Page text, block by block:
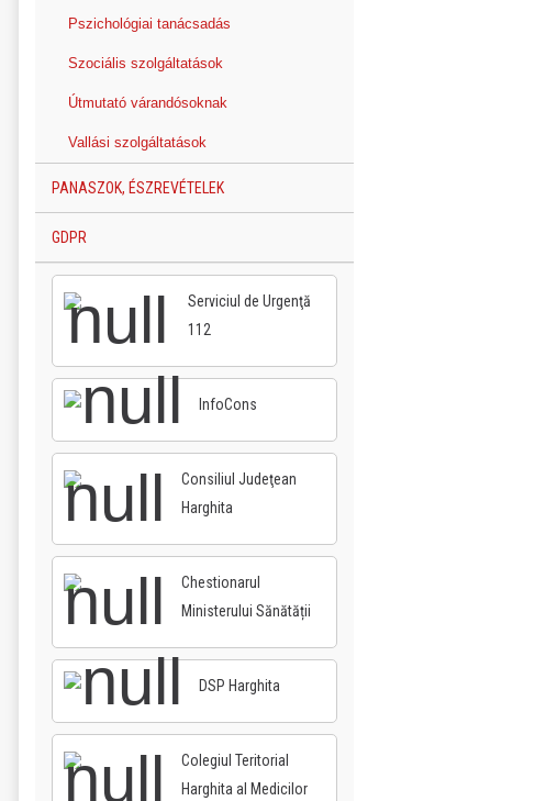
Pszichológiai tanácsadás
Szociális szolgáltatások
Útmutató várandósoknak
Vallási szolgáltatások
PANASZOK, ÉSZREVÉTELEK
GDPR
Serviciul de Urgenţă
112
InfoCons
Consiliul Judeţean
Harghita
Chestionarul
Ministerului Sănătății
DSP Harghita
Colegiul Teritorial
Harghita al Medicilor